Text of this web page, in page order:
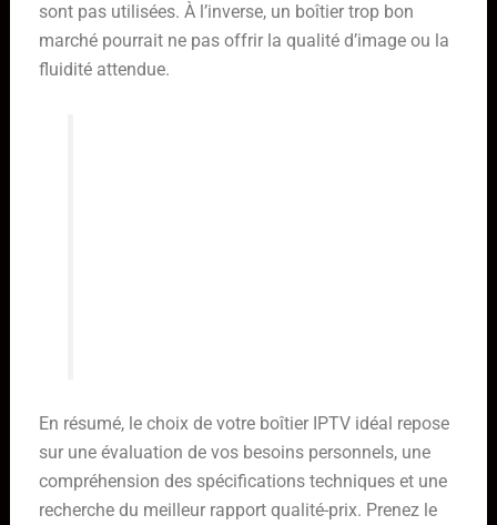
sont pas utilisées. À l’inverse, un boîtier trop bon
marché pourrait ne pas offrir la qualité d’image ou la
fluidité attendue.
En résumé, le choix de votre boîtier IPTV idéal repose
sur une évaluation de vos besoins personnels, une
compréhension des spécifications techniques et une
recherche du meilleur rapport qualité-prix. Prenez le